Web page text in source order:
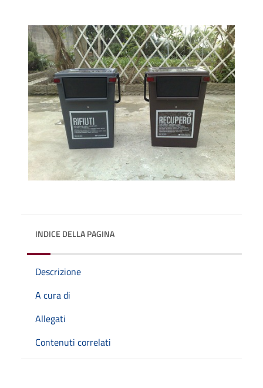
INDICE DELLA PAGINA
Descrizione
A cura di
Allegati
Contenuti correlati